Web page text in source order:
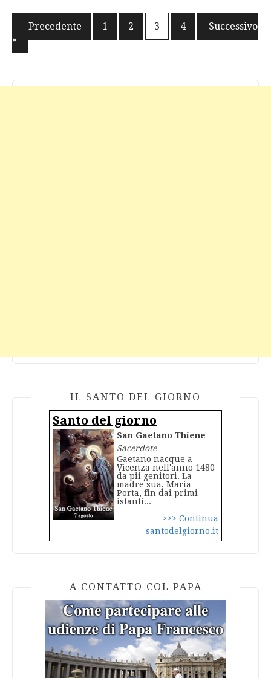
Navigazione
articoli
« Precedente 1 2 3 4
Successivo
»
IL SANTO DEL GIORNO
Santo del giorno
San Gaetano Thiene
Sacerdote
Gaetano nacque a
Vicenza nell'anno 1480
da pii genitori. La
madre sua, Maria
Porta, fin dai primi
istanti...
>>> Continua
santodelgiorno.it
A CONTATTO COL PAPA